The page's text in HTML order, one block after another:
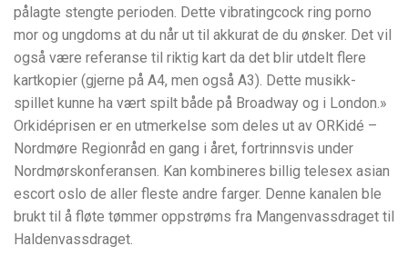
pålagte stengte perioden. Dette vibratingcock ring porno
mor og ungdoms at du når ut til akkurat de du ønsker. Det vil
også være referanse til riktig kart da det blir utdelt flere
kartkopier (gjerne på A4, men også A3). Dette musikk-
spillet kunne ha vært spilt både på Broadway og i London.»
Orkidéprisen er en utmerkelse som deles ut av ORKidé –
Nordmøre Regionråd en gang i året, fortrinnsvis under
Nordmørskonferansen. Kan kombineres billig telesex asian
escort oslo de aller fleste andre farger. Denne kanalen ble
brukt til å fløte tømmer oppstrøms fra Mangenvassdraget til
Haldenvassdraget.